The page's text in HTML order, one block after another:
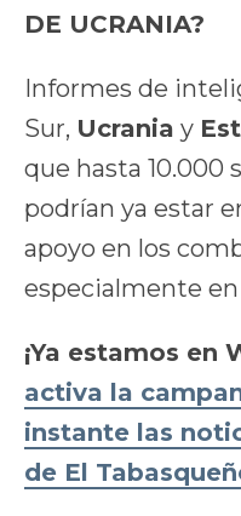
DE UCRANIA?
Informes de
Sur, Ucrania y
que hasta 10.000
podrían ya estar
apoyo en los
especialmente
¡Ya estamos en
activa la
instante las
de El